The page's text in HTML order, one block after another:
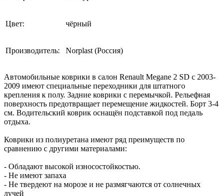
Цвет: чёрный
Производитель: Norplast (Россия)
Автомобильные коврики в салон Renault Megane 2 SD с 2003-
2009 имеют специальные переходники для штатного
крепления к полу. Задние коврики с перемычкой. Рельефная
поверхность предотвращает перемещение жидкостей. Борт 3-4
см. Водительский коврик оснащён подставкой под педаль
отдыха.
Коврики из полиуретана имеют ряд преимуществ по
сравнению с другими материалами:
- Обладают высокой износостойкостью.
- Не имеют запаха
- Не твердеют на морозе и не размягчаются от солнечных
лучей